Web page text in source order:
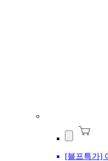
[블프특가]